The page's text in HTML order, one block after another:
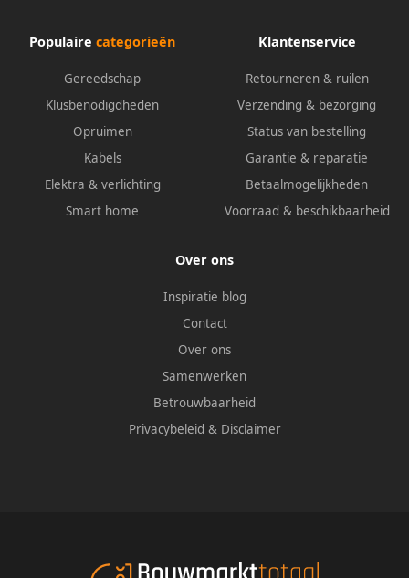
Populaire categorieën
Gereedschap
Klusbenodigdheden
Opruimen
Kabels
Elektra & verlichting
Smart home
Klantenservice
Retourneren & ruilen
Verzending & bezorging
Status van bestelling
Garantie & reparatie
Betaalmogelijkheden
Voorraad & beschikbaarheid
Over ons
Inspiratie blog
Contact
Over ons
Samenwerken
Betrouwbaarheid
Privacybeleid & Disclaimer